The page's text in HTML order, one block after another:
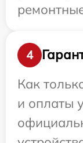
4
Как
и оплаты